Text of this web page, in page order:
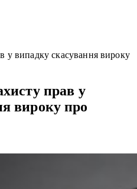
у випадку скасування вироку
прав у
вироку про